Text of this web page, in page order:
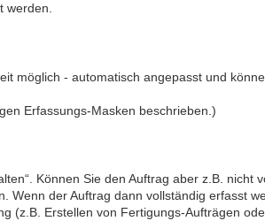
werden.
möglich - automatisch angepasst und
Erfassungs-Masken beschrieben.)
Können Sie den Auftrag aber z.B. nicht
Wenn der Auftrag dann vollständig erfasst
(z.B. Erstellen von Fertigungs-Aufträgen